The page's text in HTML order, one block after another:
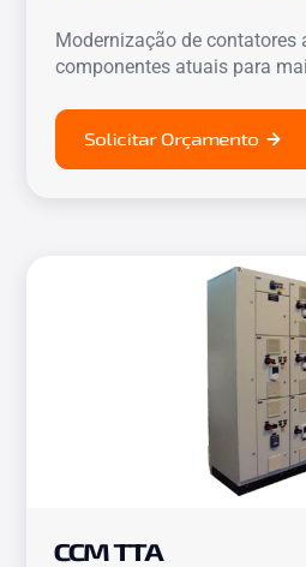
Modernização de contatores
componentes atuais para
Solicitar Orçamento
CCM TTA